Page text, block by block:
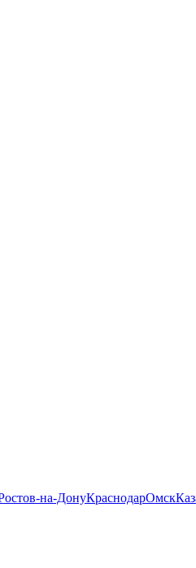
на-ДонуКраснодарОмск